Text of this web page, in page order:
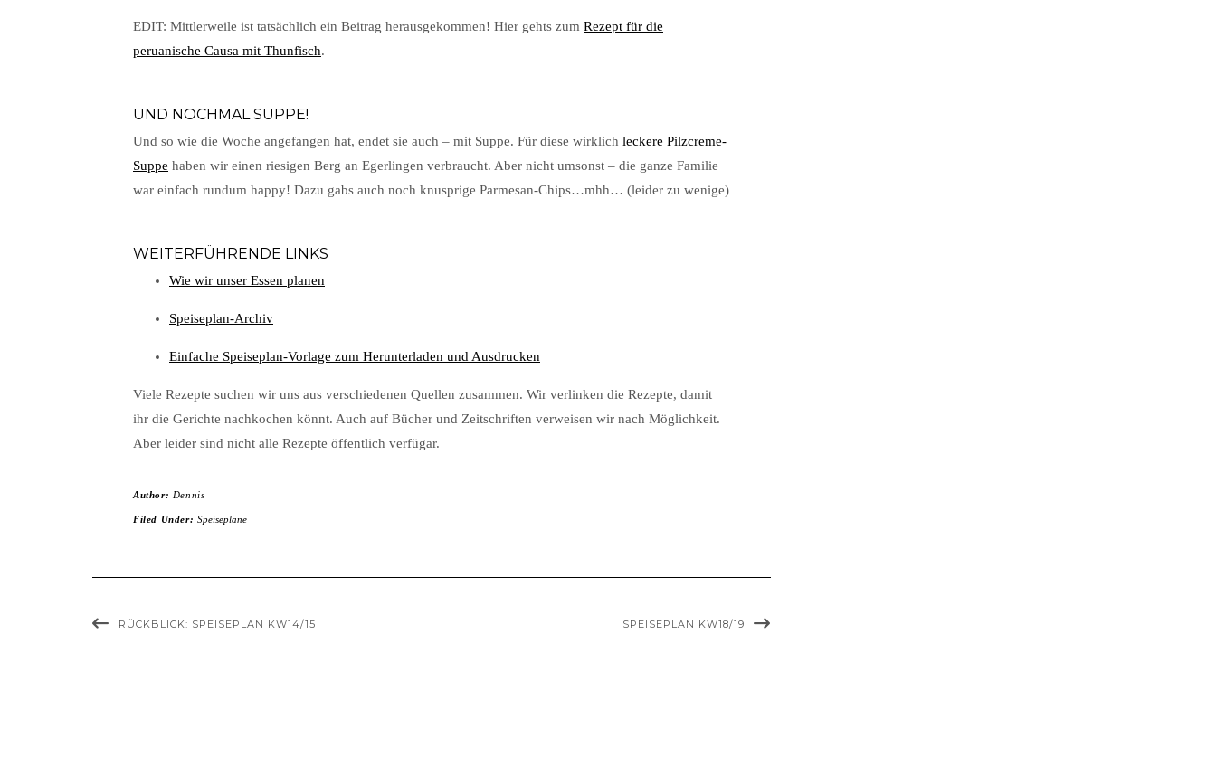
EDIT: Mittlerweile ist tatsächlich ein Beitrag herausgekommen! Hier gehts zum Rezept für die
peruanische Causa mit Thunfisch.
UND NOCHMAL SUPPE!
Und so wie die Woche angefangen hat, endet sie auch – mit Suppe. Für diese wirklich leckere Pilzcreme-
Suppe haben wir einen riesigen Berg an Egerlingen verbraucht. Aber nicht umsonst – die ganze Familie
war einfach rundum happy! Dazu gabs auch noch knusprige Parmesan-Chips…mhh… (leider zu wenige)
WEITERFÜHRENDE LINKS
Wie wir unser Essen planen
Speiseplan-Archiv
Einfache Speiseplan-Vorlage zum Herunterladen und Ausdrucken
Viele Rezepte suchen wir uns aus verschiedenen Quellen zusammen. Wir verlinken die Rezepte, damit
ihr die Gerichte nachkochen könnt. Auch auf Bücher und Zeitschriften verweisen wir nach Möglichkeit.
Aber leider sind nicht alle Rezepte öffentlich verfügar.
Author: Dennis
Filed Under: Speisepläne
RÜCKBLICK: SPEISEPLAN KW14/15 SPEISEPLAN KW18/19